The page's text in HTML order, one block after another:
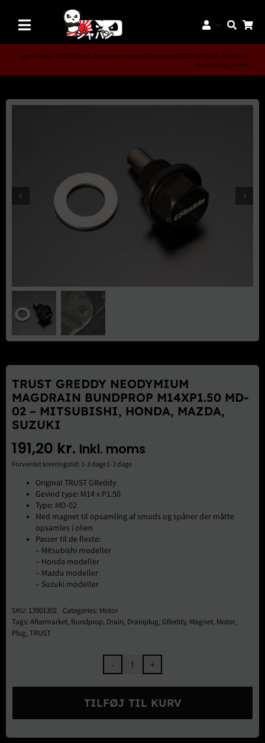
contentToggle
Navigation
Aftermarket Dele
Dæk & Fælge
JDM Lifestyle
Hjem » Shop »TRUST GReddy Neodymium Magdrain Bundprop M14xP1.50 MD-02 – Mitsubishi,
Honda, Mazda, Suzuki
TRUST GREDDY NEODYMIUM
MAGDRAIN BUNDPROP M14XP1.50 MD-
02 – MITSUBISHI, HONDA, MAZDA,
SUZUKI
191,20 kr. Inkl. moms
Forventet leveringstid: 1-3 dage1-3 dage
Original TRUST GReddy
Gevind type: M14 x P1.50
Type: MD-02
Med magnet til opsamling af smuds og spåner der måtte
opsamles i olien
Passer til de fleste:
– Mitsubishi modeller
– Honda modeller
– Mazda modeller
– Suzuki modeller
SKU: 13901302 Categories: Motor
Tags: Aftermarket, Bundprop, Drain, Drainplug,GReddy, Magnet, Motor,
Plug,TRUST
TRUST
Neodymium
Magdrain
Bundprop
M14xP1.50
TILFØJ TIL KURV